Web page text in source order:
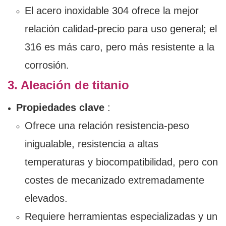
El acero inoxidable 304 ofrece la mejor
relación calidad-precio para uso general; el
316 es más caro, pero más resistente a la
corrosión.
3. Aleación de titanio
Propiedades clave:
Ofrece una relación resistencia-peso
inigualable, resistencia a altas
temperaturas y biocompatibilidad, pero con
costes de mecanizado extremadamente
elevados.
Requiere herramientas especializadas y un